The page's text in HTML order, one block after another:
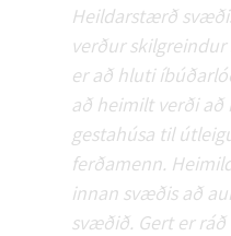
Heildarstærð
verður
er að hluti
að heimilt verði að
gestahúsa til
ferðamenn.
innan svæðis að
svæðið. Gert er